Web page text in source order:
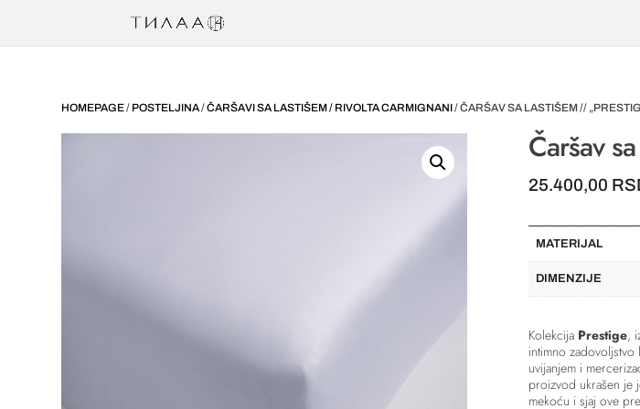
HOMEPAGE/ POSTELJINA/ČARŠAVI SA LASTIŠEM / RIVOLTA CARMIGNANI/ ČARŠAV SA LASTIŠEM //
Čaršav
25.400,00
MATERIJAL
DIMENZIJE
Kolekcija Prestige,
intimno zadovoljstvo
uvijanjem i
proizvod ukrašen je
mekoću i sjaj ove